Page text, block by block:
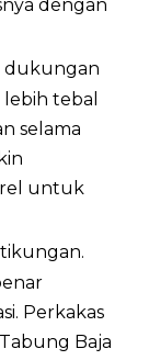
dengan
dukungan
tebal
selama
untuk
Perkakas
Baja